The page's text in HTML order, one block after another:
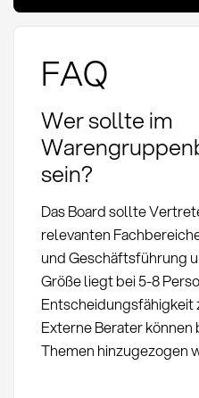
FAQ
Wer sollte im
sein?
Das Board sollte
relevanten
und Geschäftsführung
Größe liegt bei 5-8
Entscheidungsfähigkeit
Externe Berater
Themen hinzugezogen